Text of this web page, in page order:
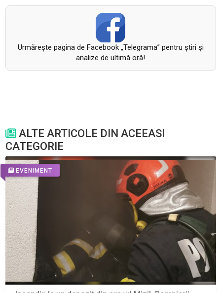
Urmăreşte pagina de Facebook „Telegrama” pentru ştiri şi
analize de ultimă oră!
ALTE ARTICOLE DIN ACEEASI
CATEGORIE
EVENIMENT